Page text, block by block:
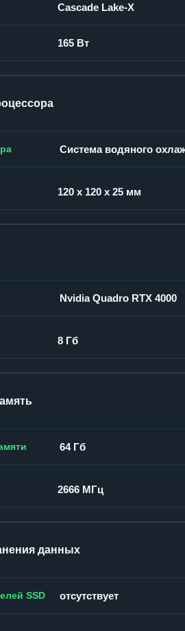
Cascade Lake-X
165 Вт
Система водяного
120 x 120 x 25 мм
Nvidia Quadro RTX 4000
8 Гб
64 Гб
2666 МГц
данных
SSD отсутствует